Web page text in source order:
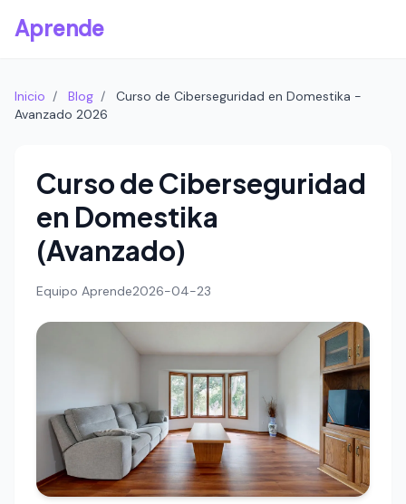
Aprende
Inicio / Blog /
Curso de Ciberseguridad en Domestika -
Avanzado 2026
Curso de Ciberseguridad
en Domestika
(Avanzado)
Equipo Aprende2026-04-23